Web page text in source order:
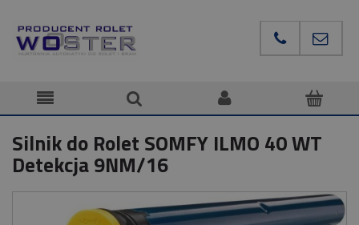
Silnik do Rolet SOMFY ILMO 40 WT
Detekcja 9NM/16